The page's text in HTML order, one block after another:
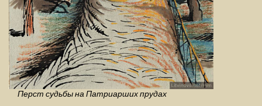
Перст судьбы на Патриарших прудах